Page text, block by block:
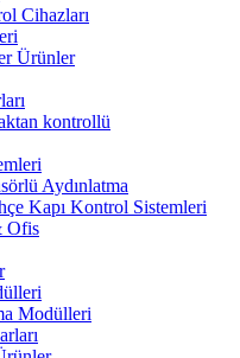
Cihazları
Ürünler
kontrollü
Aydınlatma
Kapı Kontrol Sistemleri
Ofis
Modülleri